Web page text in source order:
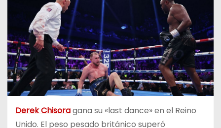
Derek Chisoragana su «last dance» en el Reino
Unido. El peso pesado británico superó